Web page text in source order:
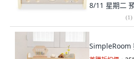
8/11 星期二
(1)
SimpleRoom